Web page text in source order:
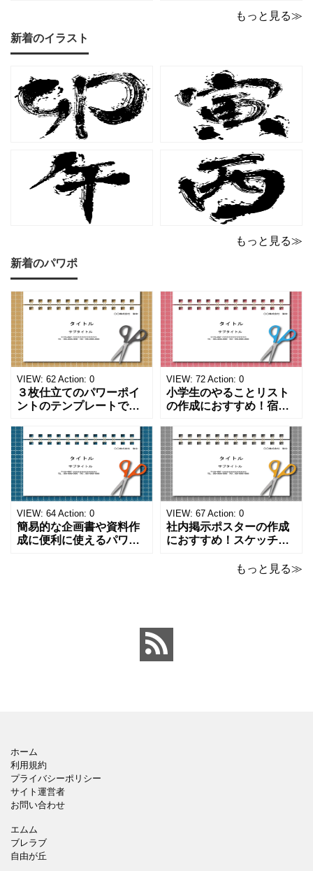
ーの猫デザイン請求書雛
形です。波打ちフレーム
シルエットや小さな肉球
モチーフが、ビジネス文
書にさりげない
おしゃれな請求書フォー
他とは一味違う個性を演
出したいときにも活躍し
ます。 猫カフェやトリミ
ングサロン
もっと見る≫
新着のイラスト
もっと見る≫
新着のパワポ
VIEW: 62 Action: 0
３枚仕立てのパワーポイ
ントのテンプレートで
ペンのワンポイントイラ
ストが描かれています。
ご案内やお知らせなど簡
単な資料を時短で作成で
きる便利なフォーマット
になります。 文房具好き
の方、掲示ポスターを作
成をされたい方におす
VIEW: 72 Action: 0
小学生のやることリスト
の作成におすすめ！宿題
事をまとめたい時のフォ
ーマットにおすすめしま
す。 ノートタイプのフォ
ーマットで文字入れをし
やすく、壁に貼ってもか
わいいデザインです。お
子さんが見てもテンショ
ンが上がるテンプレ
VIEW: 64 Action: 0
簡易的な企画書や資料作
成に便利に使えるパワー
VIEW: 67 Action: 0
社内掲示ポスターの作成
におすすめ！スケッチブ
なパワーポイントのテン
トにおすすめします。 ダ
ウンロードしてテキス
もっと見る≫
ホーム
利用規約
プライバシーポリシー
サイト運営者
お問い合わせ
エムム
ブレラブ
自由が丘